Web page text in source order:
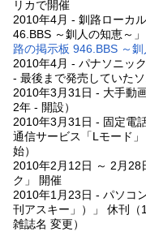
リカで開催
2010年4月 - 釧路ローカ
46.BBS ～釧人の知恵～
路の掲示板 946.BBS ～
2010年4月 - パナソニッ
- 最後まで発売していた
2010年3月31日 - 大手動
2年 - 開設）
2010年3月31日 - 固定電
通信サービス「Lモード
始）
2010年2月12日 ～ 2月28
ク」 開催
2010年1月23日 - パソコ
刊アスキー」）」 休刊
雑誌名 変更）